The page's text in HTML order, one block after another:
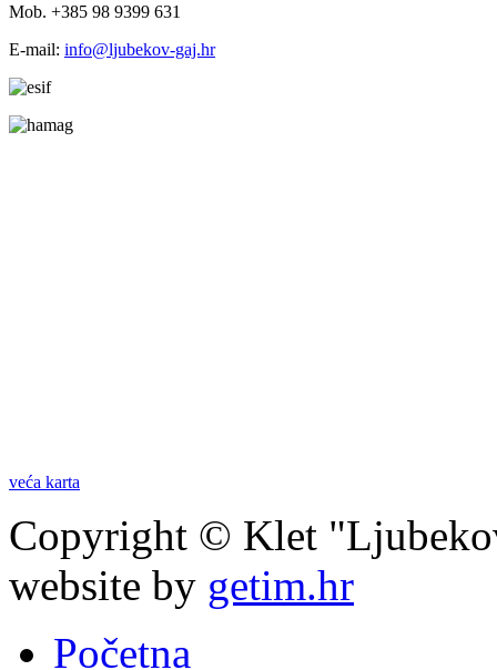
Mob. +385 98 9399 631
E-mail: info@ljubekov-gaj.hr
veća karta
Copyright © Klet
website by getim.hr
Početna